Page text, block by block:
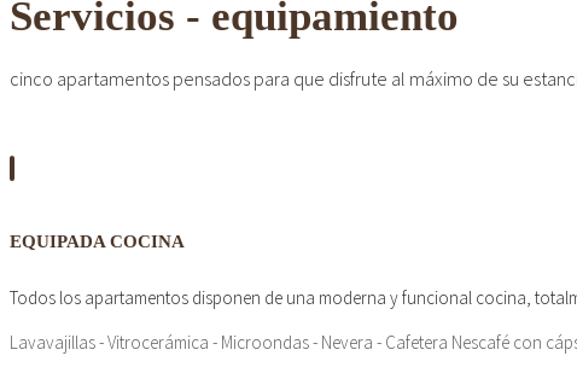
Servicios - equipamiento
cinco apartamentos pensados para que disfrute al máximo de su
EQUIPADA COCINA
Todos los apartamentos disponen de una moderna y funcional cocina,
Lavavajillas - Vitrocerámica - Microondas - Nevera - Cafetera Nescafé con